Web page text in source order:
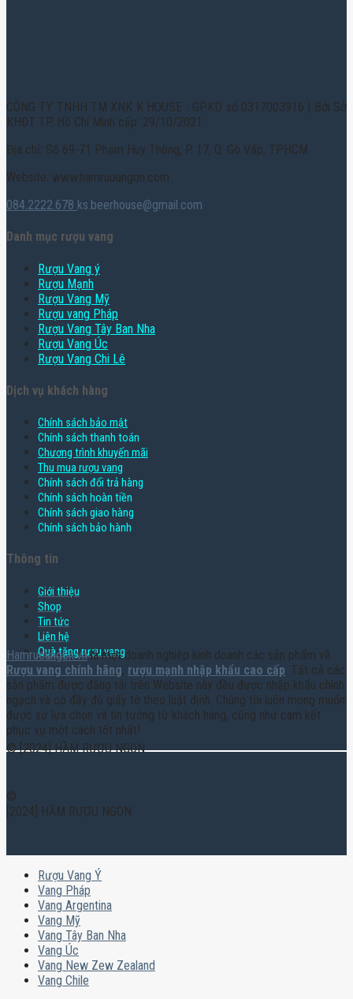
CÔNG TY TNHH TM XNK K HOUSE - GPKD số 0317003916 | Bởi Sở
KHĐT TP. Hồ Chí Minh cấp: 29/10/2021
Địa chỉ: Số 69-71 Phạm Huy Thông, P. 17, Q. Gò Vấp, TPHCM
Website: www.hamruoungon.com
084.2222.678 ks.beerhouse@gmail.com
Danh mục rượu vang
Rượu Vang ý
Rượu Mạnh
Rượu Vang Mỹ
Rượu vang Pháp
Rượu Vang Tây Ban Nha
Rượu Vang Úc
Rượu Vang Chi Lê
Dịch vụ khách hàng
Chính sách bảo mật
Chính sách thanh toán
Chương trình khuyến mãi
Thu mua rượu vang
Chính sách đổi trả hàng
Chính sách hoàn tiền
Chính sách giao hàng
Chính sách bảo hành
Thông tin
Giới thiệu
Shop
Tin tức
Liên hệ
Quà tặng rượu vang
Hamruoungon.vnlà một doanh nghiệp kinh doanh các sản phẩm về
Rượu vang chính hãng, rượu mạnh nhập khẩu cao cấp . Tất cả các
sản phẩm được đăng tải trên Website này đều được nhập khẩu chính
ngạch và có đầy đủ giấy tờ theo luật định. Chúng tôi luôn mong muốn
được sự lựa chọn và tin tưởng từ khách hàng, cũng như cam kết
phục vụ một cách tốt nhất!
© [2024] HẦM RƯỢU NGON
©
[2024] HẦM RƯỢU NGON
Rượu Vang Ý
Vang Pháp
Vang Argentina
Vang Mỹ
Vang Tây Ban Nha
Vang Úc
Vang New Zew Zealand
Vang Chile